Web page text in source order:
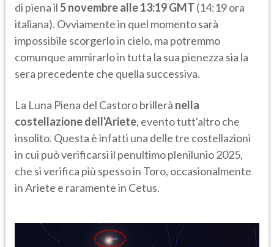
di piena il5 novembre alle 13:19 GMT (14:19 ora
italiana). Ovviamente in quel momento sarà
impossibile scorgerlo in cielo, ma potremmo
comunque ammirarlo in tutta la sua pienezza sia la
sera precedente che quella successiva.
La Luna Piena del Castoro brillerà nella
costellazione dell'Ariete, evento tutt'altro che
insolito. Questa è infatti una delle tre costellazioni
in cui può verificarsi il penultimo plenilunio 2025,
che si verifica più spesso in Toro, occasionalmente
in Ariete e raramente in Cetus.